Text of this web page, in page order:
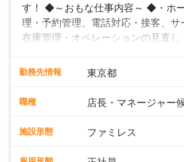
す！ ◆～おもな仕事内容～ ◆・ホ
理・予約管理、電話対応・接客、サ
在庫管理・オペレーションの見直し
入社後はスキルに合わせた業務から
向上を目指すDX推進～ ◆すかいら
スタッフの働きやすさをサポートし
や歩行数が約40%も削減されました
勤務先情報 東京都
職種 店長・マネージャー
施設形態 ファミレス